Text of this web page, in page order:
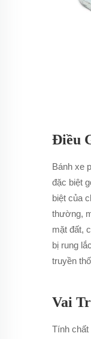
Điều
Bánh xe
đặc biệt
biệt của
thường,
mặt đất,
bị rung
truyền
Vai
Tính chất